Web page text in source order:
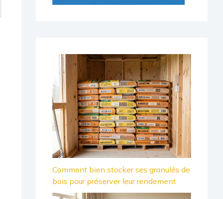
Comment bien stocker ses granulés de
bois pour préserver leur rendement